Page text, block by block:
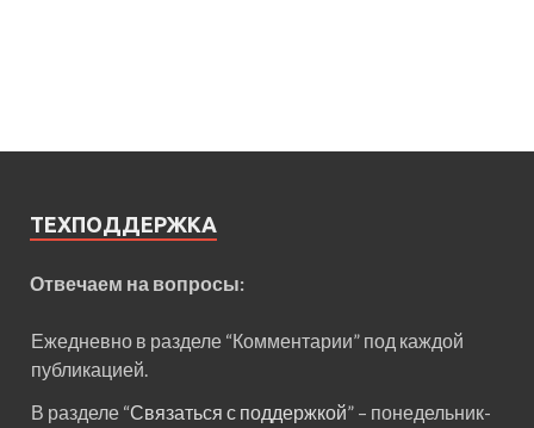
ТЕХПОДДЕРЖКА
Отвечаем на вопросы:
Ежедневно в разделе “Комментарии” под каждой
публикацией.
В разделе “Связаться с поддержкой” – понедельник-